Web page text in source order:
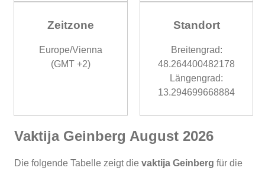
Zeitzone
Europe/Vienna
(GMT +2)
Standort
Breitengrad:
48.264400482178
Längengrad:
13.294699668884
Vaktija Geinberg August 2026
Die folgende Tabelle zeigt die vaktija Geinberg für die